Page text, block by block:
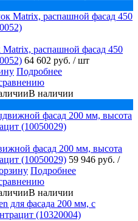
распашной фасад 450
64 602 руб. / шт
Подробнее
В наличии
фасад 200 мм, высота
(10050029) 59 946 руб. /
Подробнее
В наличии